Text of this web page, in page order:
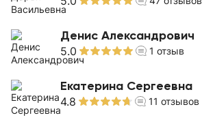
Денис Александрович
5.0 1 отзыв
Екатерина Сергеевна
4.8 11 отзывов